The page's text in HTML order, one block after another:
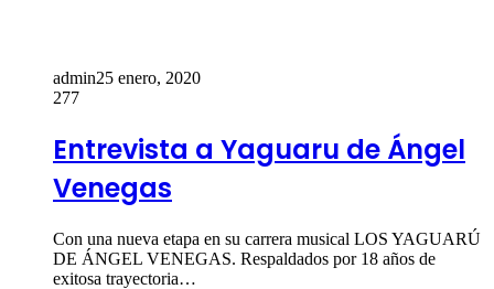
admin25 enero, 2020
277
Entrevista a Yaguaru de Ángel
Venegas
Con una nueva etapa en su carrera musical LOS YAGUARÚ
DE ÁNGEL VENEGAS. Respaldados por 18 años de
exitosa trayectoria…